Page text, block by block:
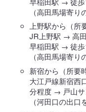
（高田馬場寄り
上野駅から（所
JR上野駅 → 高
早稲田駅 → 徒
（高田馬場寄り
新宿から（所要
大江戸線新宿
分程度 → 戸山
（河田口の出口